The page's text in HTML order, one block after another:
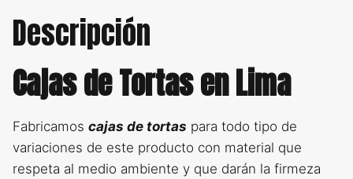
Descripción
Cajas de Tortas en Lima
Fabricamos cajas de tortas para todo tipo de
variaciones de este producto con material que
respeta al medio ambiente y que darán la firmeza